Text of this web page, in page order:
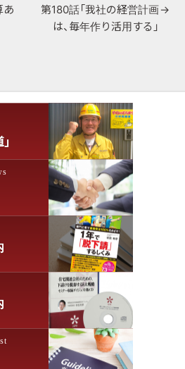
第180話「我社の経営計画
は、毎年作り活用する」
あ